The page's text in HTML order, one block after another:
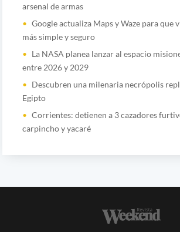
arsenal de armas
Google actualiza Maps y Waze para que
más simple y seguro
La NASA planea lanzar al espacio
entre 2026 y 2029
Descubren una milenaria necrópolis
Egipto
Corrientes: detienen a 3 cazadores
carpincho y yacaré